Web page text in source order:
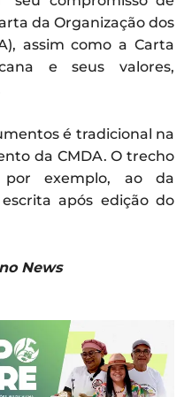
da Organização dos
assim como a Carta
e seus valores,
é tradicional na
da CMDA. O trecho
exemplo, ao da
após edição do
News